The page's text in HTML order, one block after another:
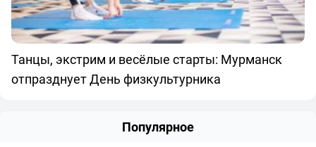
Танцы, экстрим и весёлые старты: Мурманск
отпразднует День физкультурника
Популярное